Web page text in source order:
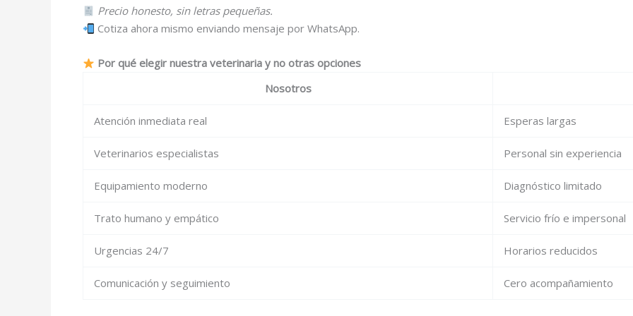
Precio honesto, sin letras pequeñas.
Cotiza ahora mismo enviando mensaje por WhatsApp.
Por qué elegir nuestra veterinaria y no otras opciones
Nosotros
Atención inmediata real Esperas largas
Veterinarios especialistas Personal sin experiencia
Equipamiento moderno Diagnóstico limitado
Trato humano y empático Servicio frío e impersonal
Urgencias 24/7 Horarios reducidos
Comunicación y seguimiento Cero acompañamiento